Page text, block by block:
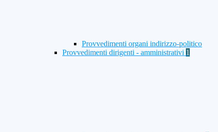
Provvedimenti organi indirizzo-politico
Provvedimenti dirigenti - amministrativi 1